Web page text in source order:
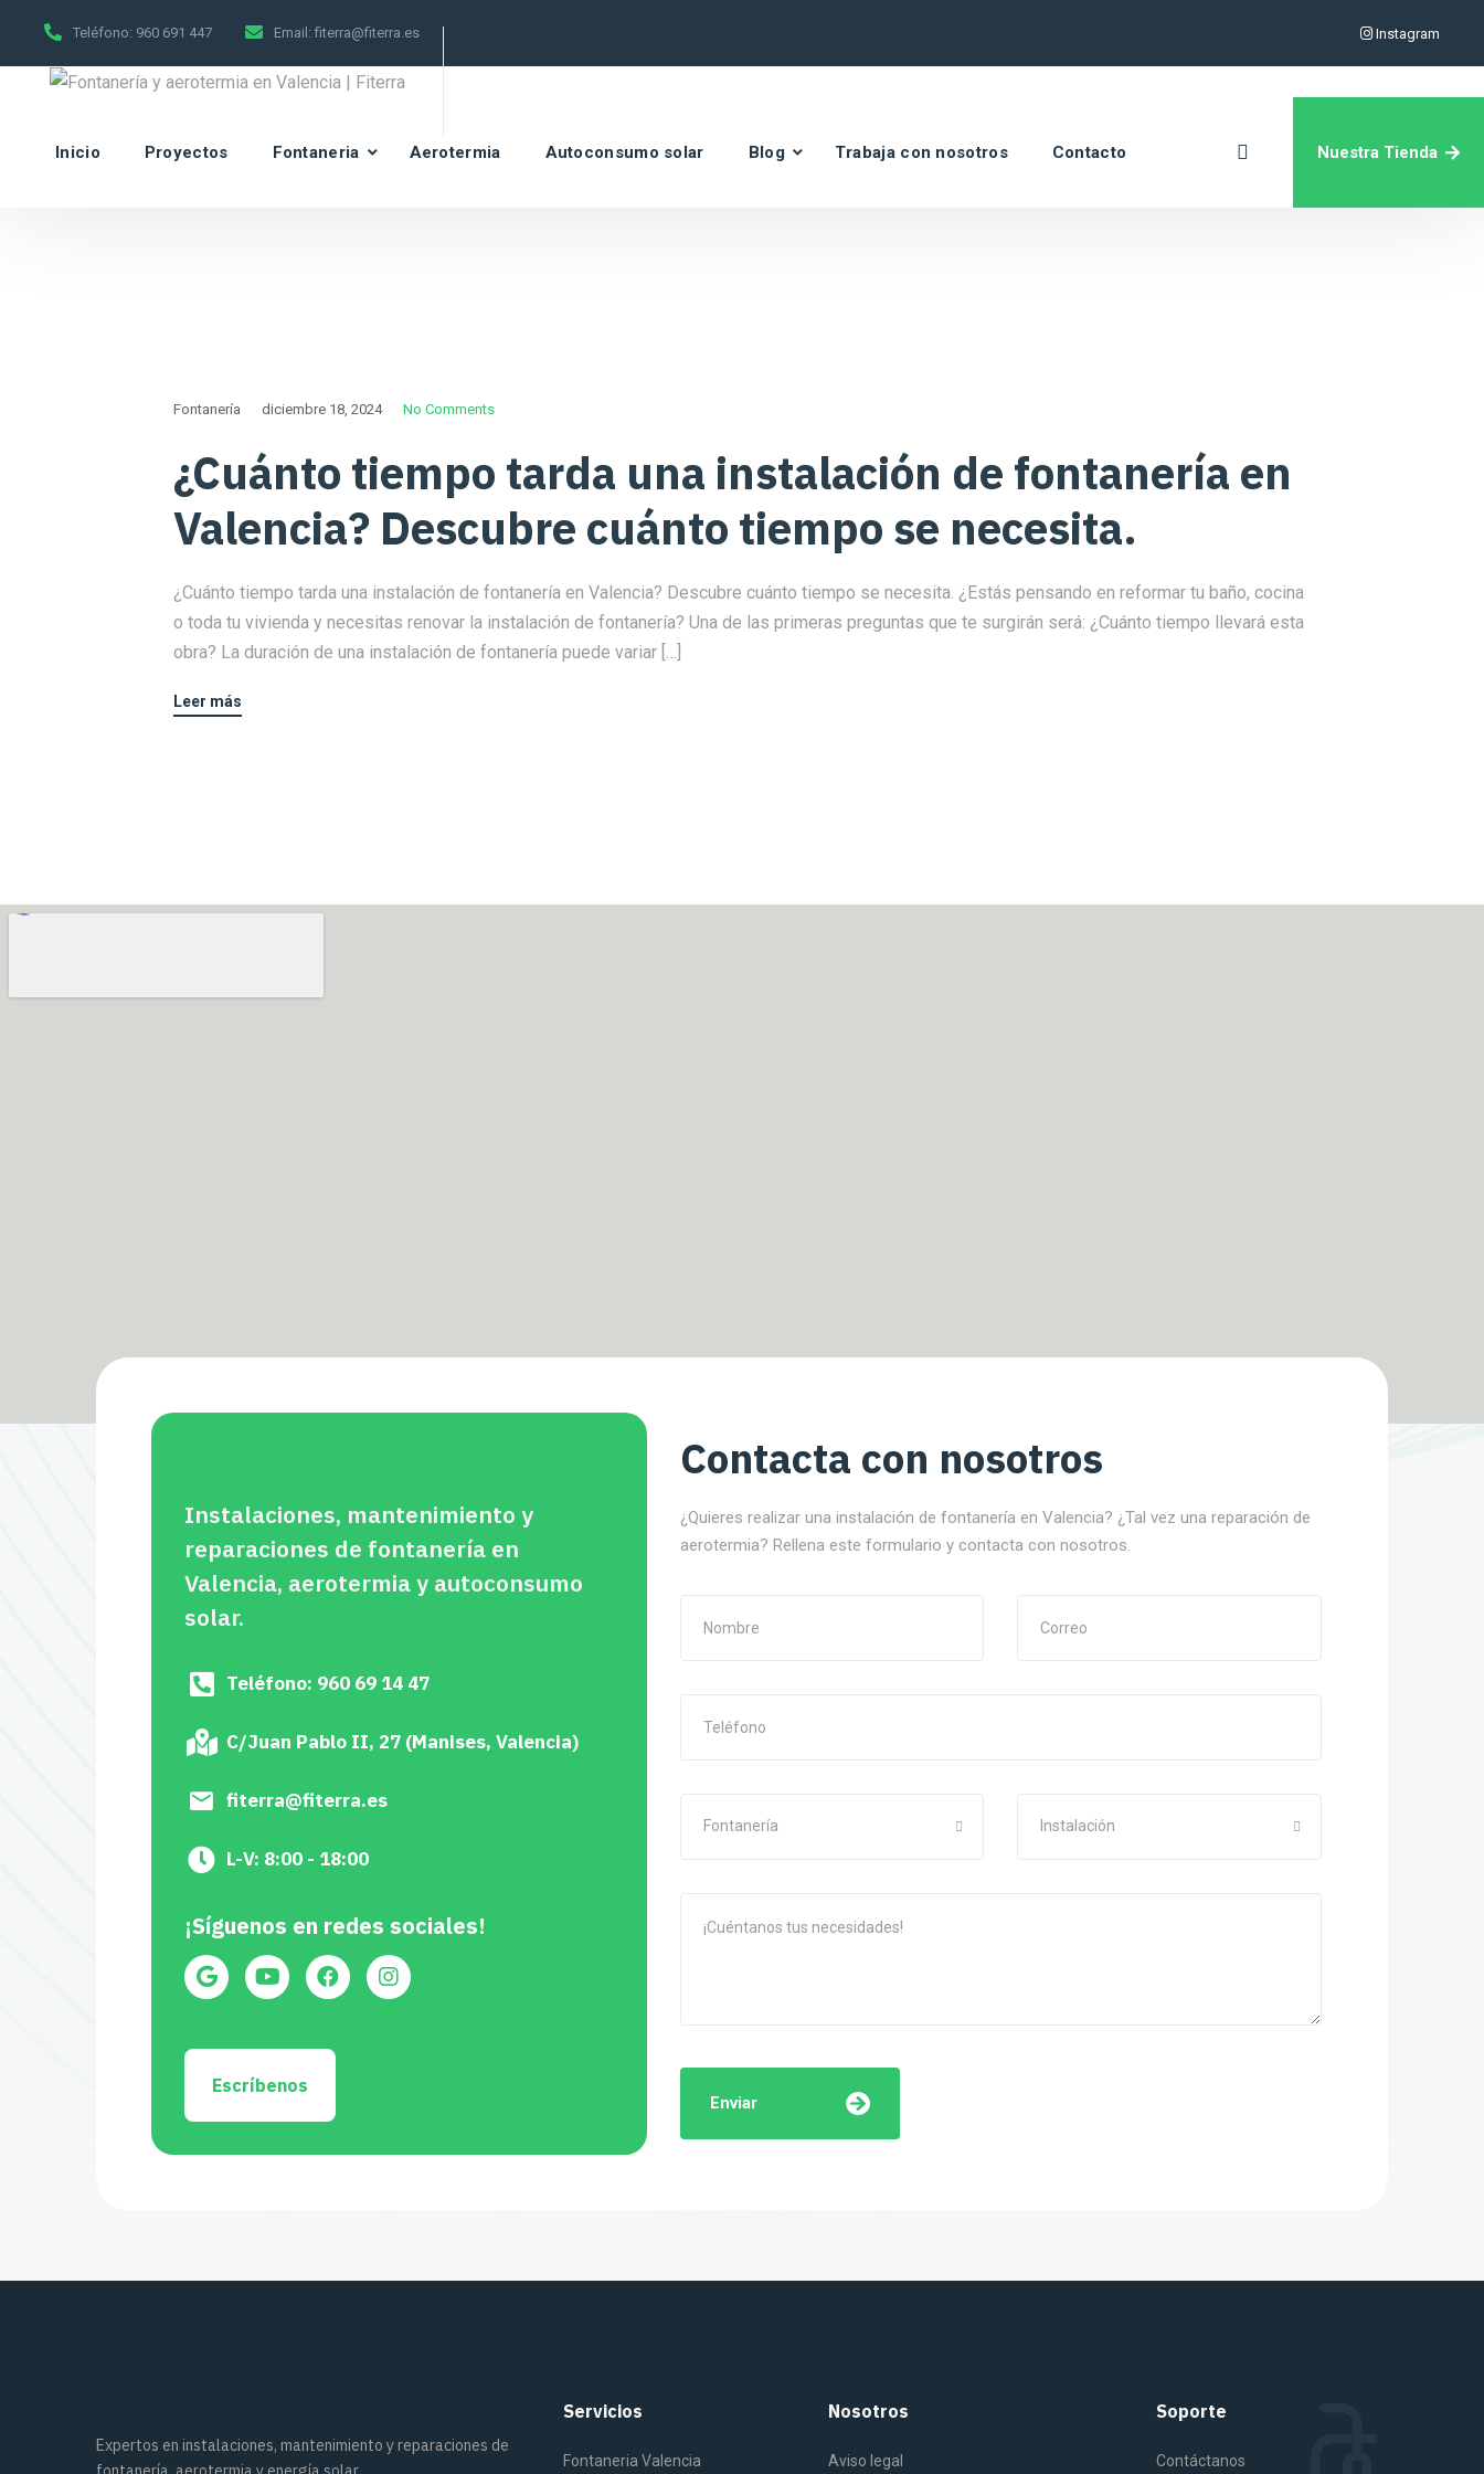
Teléfono: 960 691 447 Email: fiterra@fiterra.es Instagram
Inicio Proyectos Fontaneria Aerotermia Autoconsumo solar Blog Trabaja con nosotros Contacto Nuestra Tienda
Fontanería diciembre 18, 2024 No Comments
¿Cuánto tiempo tarda una instalación de fontanería en
Valencia? Descubre cuánto tiempo se necesita.
¿Cuánto tiempo tarda una instalación de fontanería en Valencia? Descubre cuánto tiempo se necesita. ¿Estás pensando en reformar tu baño, cocina
o toda tu vivienda y necesitas renovar la instalación de fontanería? Una de las primeras preguntas que te surgirán será: ¿Cuánto tiempo llevará esta
obra? La duración de una instalación de fontanería puede variar […]
Leer más
Instalaciones, mantenimiento y
reparaciones de fontanería en
Valencia, aerotermia y autoconsumo
solar.
Teléfono: 960 69 14 47
C/Juan Pablo II, 27 (Manises, Valencia)
fiterra@fiterra.es
L-V: 8:00 - 18:00
¡Síguenos en redes sociales!
Escríbenos
Contacta con nosotros
¿Quieres realizar una instalación de fontanería en Valencia? ¿Tal vez una reparación de
aerotermia? Rellena este formulario y contacta con nosotros.
Fontanería Instalación
Enviar
Expertos en instalaciones, mantenimiento y reparaciones de
Servicios
Fontaneria Valencia
Nosotros
Aviso legal
Soporte
Contáctanos